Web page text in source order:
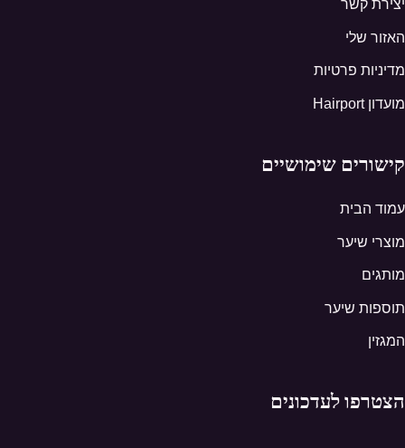
יצירת קשר
האזור שלי
מדיניות פרטיות
מועדון Hairport
קישורים שימושיים
עמוד הבית
מוצרי שיער
מותגים
תוספות שיער
המגזין
הצטרפו לעדכונים